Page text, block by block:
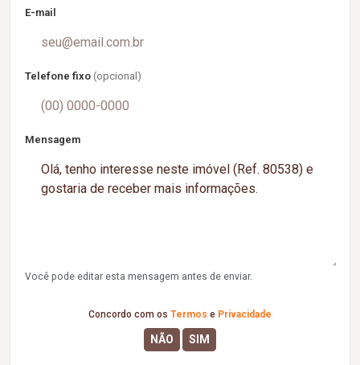
E-mail
Telefone fixo (opcional)
Mensagem
Você pode editar esta mensagem antes de enviar.
Concordo com os Termos e Privacidade